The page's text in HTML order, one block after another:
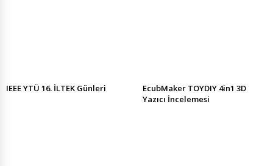
IEEE YTÜ 16. İLTEK Günleri
EcubMaker TOYDIY 4in1 3D
Yazıcı İncelemesi